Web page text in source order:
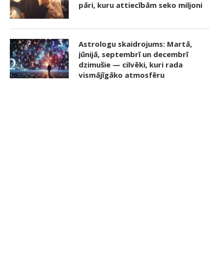
pāri, kuru attiecībām seko miljoni
Astrologu skaidrojums: Martā,
jūnijā, septembrī un decembrī
dzimušie — cilvēki, kuri rada
vismājīgāko atmosfēru